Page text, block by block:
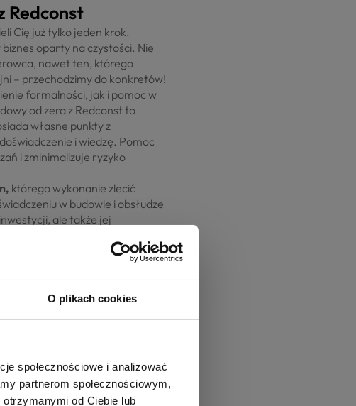
O plikach cookies
społecznościowe i analizować
partnerom społecznościowym,
od Ciebie lub
Redconst
Cię już tylko jeden krok.
oparty na czystości. Nie
nawet ten, którego
– przechodzimy do konkretów!
formalności, jak i pomoc w
od zera z Redconst to
własne punkty z
i wiedzę. Pomoc
i zminimalizuje ryzyko
którego wykonanie zlecić
w budowie i obsłudze
ale także jej
znajduje się także wybór
niezbędnych
na działanie. W pierwszej
Dodatkowe urządzenia
czy płynu do spryskiwaczy) –
w budowie
z pewnością przełoży